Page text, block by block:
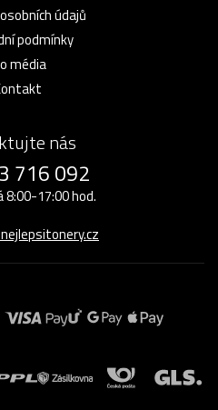
údajů
podmínky
média
nás
716 092
8:00-17:00 hod.